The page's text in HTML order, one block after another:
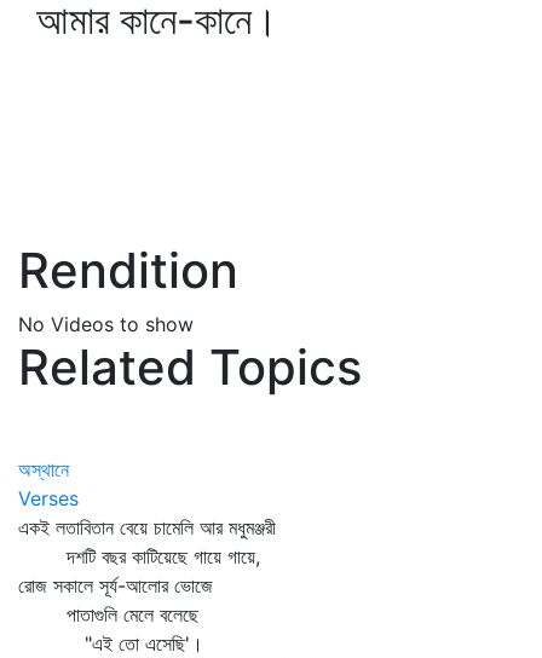
আমার কানে-কানে।
Rendition
No Videos to show
Related Topics
অস্থানে
Verses
একই লতাবিতান বেয়ে চামেলি আর মধুমঞ্জরী
দশটি বছর কাটিয়েছে গায়ে গায়ে,
রোজ সকালে সূর্য-আলোর ভোজে
পাতাগুলি মেলে বলেছে
"এই তো এসেছি'।